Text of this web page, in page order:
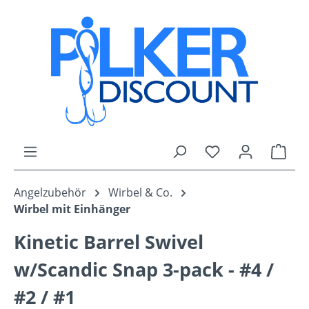
Zum Hauptinhalt springen
Du hast 0
Angelzubehör
Wirbel & Co.
Wirbel mit Einhänger
Kinetic Barrel Swivel
w/Scandic Snap 3-pack - #4 /
#2 / #1